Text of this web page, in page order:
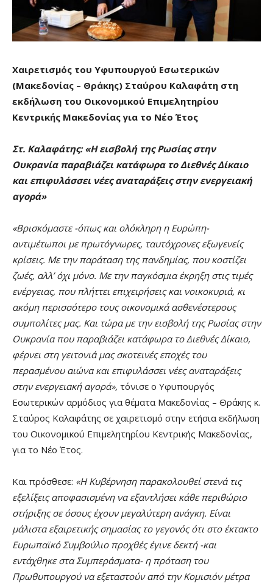
Χαιρετισμός του Υφυπουργού Εσωτερικών
(Μακεδονίας – Θράκης) Σταύρου Καλαφάτη στη
εκδήλωση του Οικονομικού Επιμελητηρίου
Κεντρικής Μακεδονίας για το Νέο Έτος
Στ. Καλαφάτης: «Η εισβολή της Ρωσίας στην
Ουκρανία παραβιάζει κατάφωρα το Διεθνές Δίκαιο
και επιφυλάσσει νέες αναταράξεις στην ενεργειακή
αγορά»
«Βρισκόμαστε -όπως και ολόκληρη η Ευρώπη-
αντιμέτωποι με πρωτόγνωρες, ταυτόχρονες εξωγενείς
κρίσεις. Με την παράταση της πανδημίας, που κοστίζει
ζωές, αλλ’ όχι μόνο. Με την παγκόσμια έκρηξη στις τιμές
ενέργειας, που πλήττει επιχειρήσεις και νοικοκυριά, κι
ακόμη περισσότερο τους οικονομικά ασθενέστερους
συμπολίτες μας. Και τώρα με την εισβολή της Ρωσίας στην
Ουκρανία που παραβιάζει κατάφωρα το Διεθνές Δίκαιο,
φέρνει στη γειτονιά μας σκοτεινές εποχές του
περασμένου αιώνα και επιφυλάσσει νέες αναταράξεις
στην ενεργειακή αγορά», τόνισε ο Υφυπουργός
Εσωτερικών αρμόδιος για θέματα Μακεδονίας – Θράκης κ.
Σταύρος Καλαφάτης σε χαιρετισμό στην ετήσια εκδήλωση
του Οικονομικού Επιμελητηρίου Κεντρικής Μακεδονίας,
για το Νέο Έτος.
Και πρόσθεσε: «Η Κυβέρνηση παρακολουθεί στενά τις
εξελίξεις αποφασισμένη να εξαντλήσει κάθε περιθώριο
στήριξης σε όσους έχουν μεγαλύτερη ανάγκη. Είναι
μάλιστα εξαιρετικής σημασίας το γεγονός ότι στο έκτακτο
Ευρωπαϊκό Συμβούλιο προχθές έγινε δεκτή -και
εντάχθηκε στα Συμπεράσματα- η πρόταση του
Πρωθυπουργού να εξεταστούν από την Κομισιόν μέτρα